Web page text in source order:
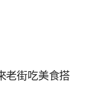
老街吃美食搭